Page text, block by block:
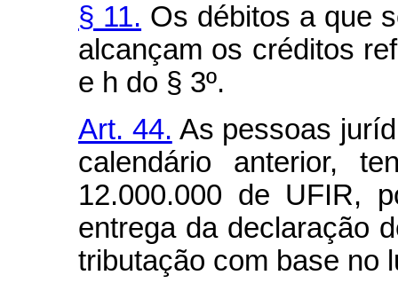
§ 11. Os débitos a que
alcançam os créditos
e h do § 3º.
Art. 44. As pessoas
calendário anterior,
12.000.000 de UFIR,
entrega da declaração
tributação com base no